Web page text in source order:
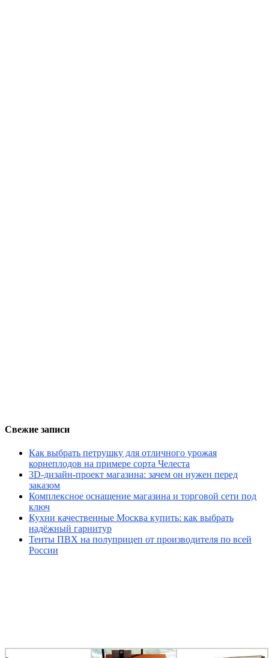
Свежие записи
Как выбрать петрушку для отличного урожая
корнеплодов на примере сорта Челеста
3D-дизайн-проект магазина: зачем он нужен перед
заказом
Комплексное оснащение магазина и торговой сети под
ключ
Кухни качественные Москва купить: как выбрать
надёжный гарнитур
Тенты ПВХ на полуприцеп от производителя по всей
России